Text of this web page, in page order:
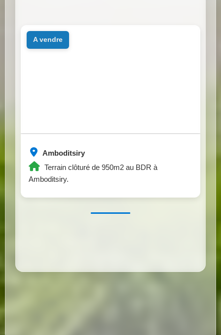
Amboditsiry
Terrain clôturé de 950m2 au BDR à
Amboditsiry.
a vendre